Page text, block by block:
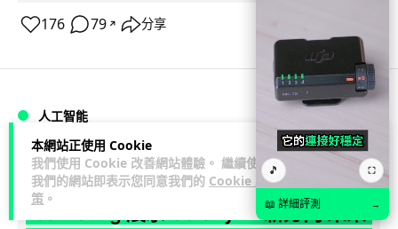
本網站正使用 Cookie
我們使用 Cookie 改善網站體驗。 繼續使用
我們的網站即表示您同意我們的 Cookie 政
策 。
176 79 ↗ 分享
人工智能
Vin 1 日
Samsung 展示 Galaxy AI 新方向 未來
🎵 ⛶
📖 詳細評測 →